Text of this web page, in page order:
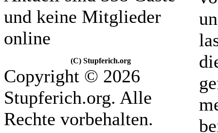
und keine Mitglieder
online
(C) Stupferich.org
Copyright © 2026
Stupferich.org. Alle
Rechte vorbehalten.